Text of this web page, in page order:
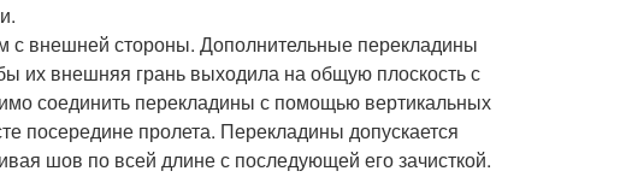
внешней стороны. Дополнительные перекладины
их внешняя грань выходила на общую плоскость с
соединить перекладины с помощью вертикальных
посередине пролета. Перекладины допускается
шов по всей длине с последующей его зачисткой.